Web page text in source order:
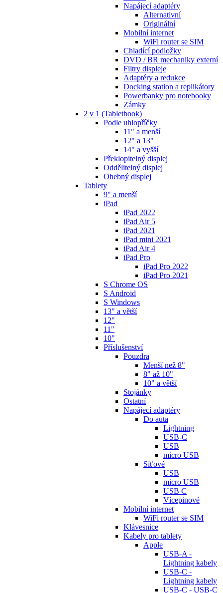
Napájecí adaptéry
Alternativní
Originální
Mobilní internet
WiFi router se SIM
Chladící podložky
DVD / BR mechaniky externí
Filtry displeje
Adaptéry a redukce
Docking station a replikátory
Powerbanky pro notebooky
Zámky
2 v 1 (Tabletbook)
Podle uhlopříčky
11" a menší
12" a 13"
14" a vyšší
Překlopitelný displej
Oddělitelný displej
Ohebný displej
Tablety
9" a menší
iPad
iPad 2022
iPad Air 5
iPad 2021
iPad mini 2021
iPad Air 4
iPad Pro
iPad Pro 2022
iPad Pro 2021
S Chrome OS
S Android
S Windows
13" a větší
12"
11"
10"
Příslušenství
Pouzdra
Menší než 8"
8" až 10"
10" a větší
Stojánky
Ostatní
Napájecí adaptéry
Do auta
Lightning
USB-C
USB
micro USB
Síťové
USB
micro USB
USB C
Vícepinové
Mobilní internet
WiFi router se SIM
Klávesnice
Kabely pro tablety
Apple
USB-A -
Lightning kabely
USB-C -
Lightning kabely
USB-C - USB-C